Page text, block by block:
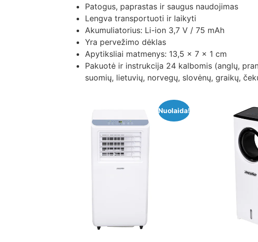
Patogus, paprastas ir saugus naudojimas
Lengva transportuoti ir laikyti
Akumuliatorius: Li-ion 3,7 V / 75 mAh
Yra pervežimo dėklas
Apytiksliai matmenys: 13,5 x 7 x 1 cm
Pakuotė ir instrukcija 24 kalbomis (anglų,
suomių, lietuvių, norvegų, slovėnų, graikų,
Nuolaida!